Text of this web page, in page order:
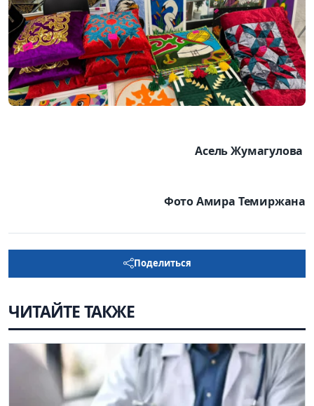
Асель Жумагулова
Фото Амира Темиржана
Поделиться
ЧИТАЙТЕ ТАКЖЕ